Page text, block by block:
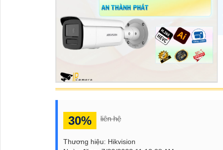
30% liên hệ
Thương hiệu: Hikvision